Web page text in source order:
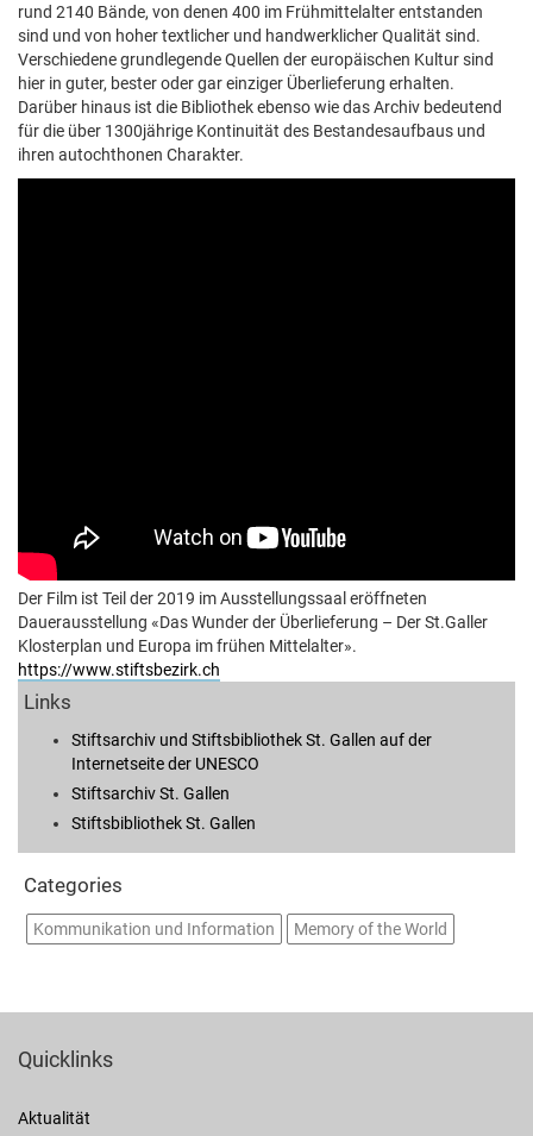
rund 2140 Bände, von denen 400 im Frühmittelalter entstanden
sind und von hoher textlicher und handwerklicher Qualität sind.
Verschiedene grundlegende Quellen der europäischen Kultur sind
hier in guter, bester oder gar einziger Überlieferung erhalten.
Darüber hinaus ist die Bibliothek ebenso wie das Archiv bedeutend
für die über 1300jährige Kontinuität des Bestandesaufbaus und
ihren autochthonen Charakter.
Der Film ist Teil der 2019 im Ausstellungssaal eröffneten
Dauerausstellung «Das Wunder der Überlieferung – Der St.Galler
Klosterplan und Europa im frühen Mittelalter».
https://www.stiftsbezirk.ch
Links
Stiftsarchiv und Stiftsbibliothek St. Gallen auf der
Internetseite der UNESCO
Stiftsarchiv St. Gallen
Stiftsbibliothek St. Gallen
Categories
Kommunikation und Information Memory of the World
Quicklinks
Aktualität